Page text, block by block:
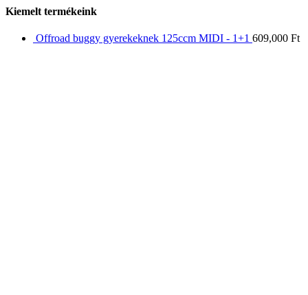
Kiemelt termékeink
Offroad buggy gyerekeknek 125ccm MIDI - 1+1 609,000 Ft